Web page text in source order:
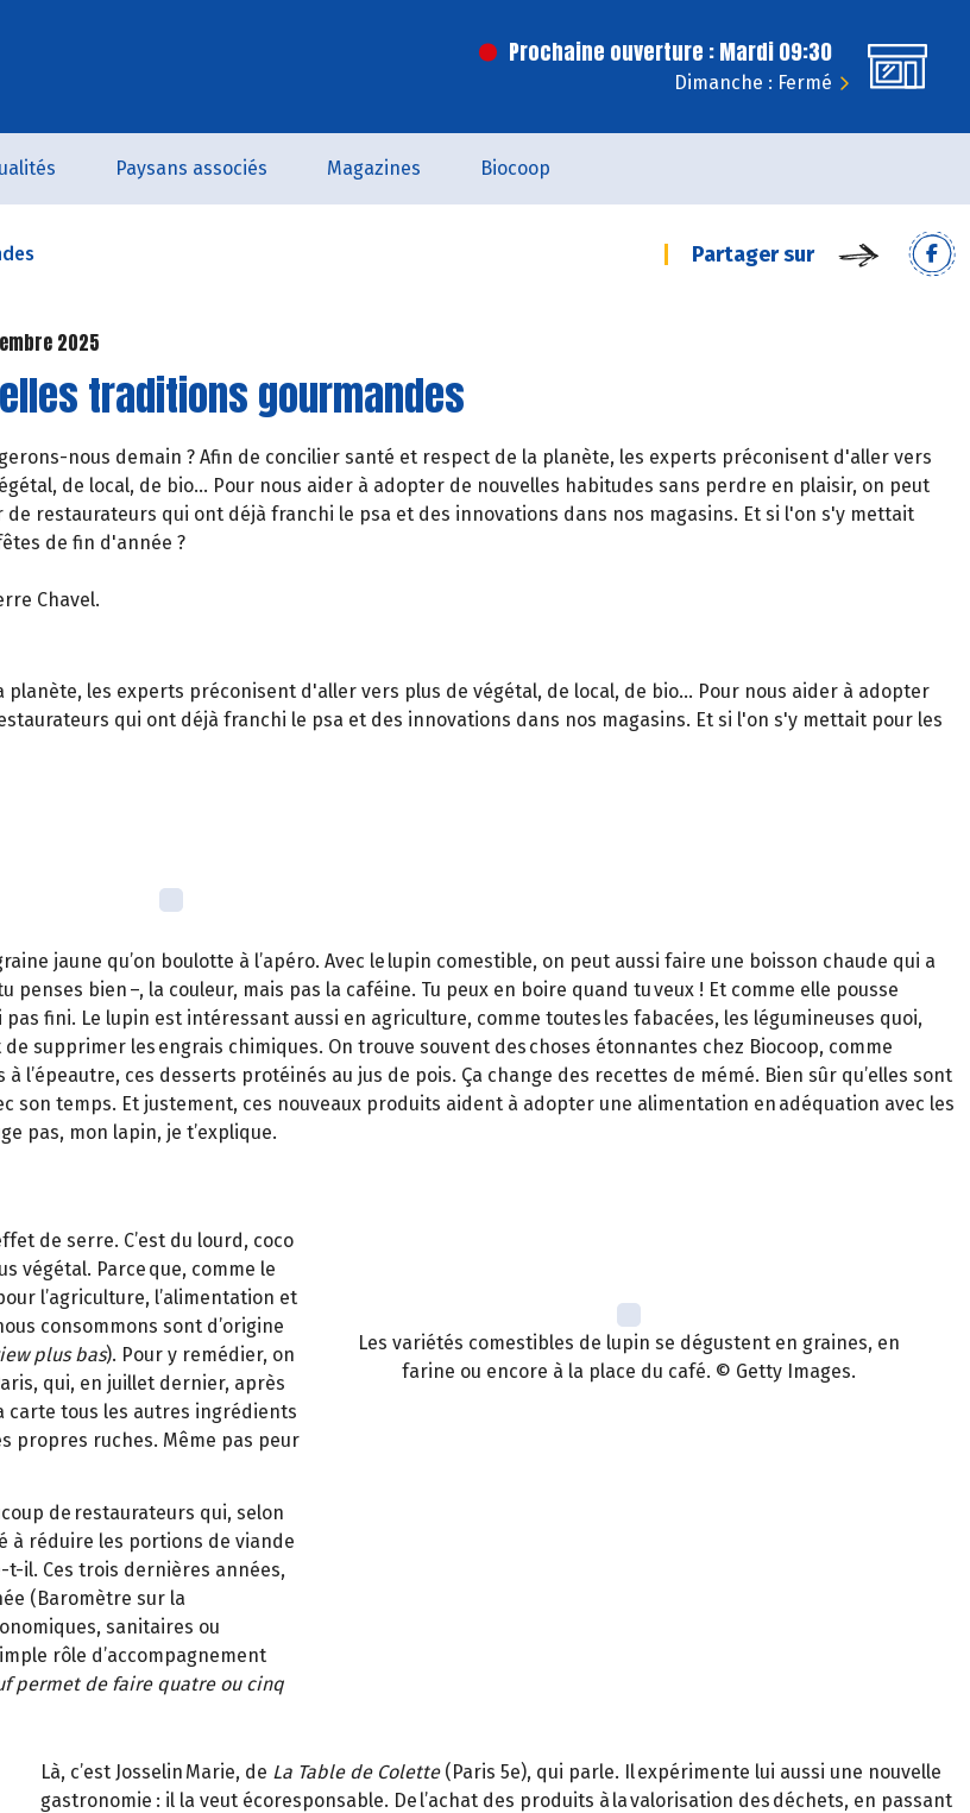
Prochaine ouverture : Mardi 09:30
Dimanche : Fermé
Paysans associés Magazines Biocoop
Partager sur
2025
traditions gourmandes
nous demain ? Afin de concilier santé et respect de la planète, les experts préconisent d'aller vers
de local, de bio... Pour nous aider à adopter de nouvelles habitudes sans perdre en plaisir, on peut
restaurateurs qui ont déjà franchi le psa et des innovations dans nos magasins. Et si l'on s'y mettait
de fin d'année ?
Chavel.
les experts préconisent d'aller vers plus de végétal, de local, de bio... Pour nous aider à adopter
qui ont déjà franchi le psa et des innovations dans nos magasins. Et si l'on s'y mettait pour les
jaune qu’on boulotte à l’apéro. Avec le lupin comestible, on peut aussi faire une boisson chaude qui a
bien –, la couleur, mais pas la caféine. Tu peux en boire quand tu veux ! Et comme elle pousse
fini. Le lupin est intéressant aussi en agriculture, comme toutes les fabacées, les légumineuses quoi,
supprimer les engrais chimiques. On trouve souvent des choses étonnantes chez Biocoop, comme
l’épeautre, ces desserts protéinés au jus de pois. Ça change des recettes de mémé. Bien sûr qu’elles sont
son temps. Et justement, ces nouveaux produits aident à adopter une alimentation en adéquation avec les
pas, mon lapin, je t’explique.
de serre. C’est du lourd, coco
végétal. Parce que, comme le
l’agriculture, l’alimentation et
consommons sont d’origine
plus bas). Pour y remédier, on
qui, en juillet dernier, après
carte tous les autres ingrédients
propres ruches. Même pas peur
de restaurateurs qui, selon
à réduire les portions de viande
t-il. Ces trois dernières années,
(Baromètre sur la
sanitaires ou
rôle d’accompagnement
permet de faire quatre ou cinq
Les variétés comestibles de lupin se dégustent en graines, en
farine ou encore à la place du café. © Getty Images.
Là, c’est Josselin Marie, de La Table de Colette(Paris 5e), qui parle. Il expérimente lui aussi une nouvelle
gastronomie : il la veut écoresponsable. De l’achat des produits à la valorisation des déchets, en passant